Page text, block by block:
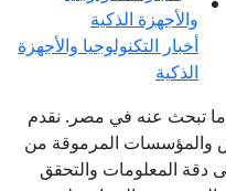
أخبار التكنولوجيا والأجهزة
الذكية
تبحث عنه في مصر. نقدم
والمؤسسات المرموقة من
دقة المعلومات والتحقق